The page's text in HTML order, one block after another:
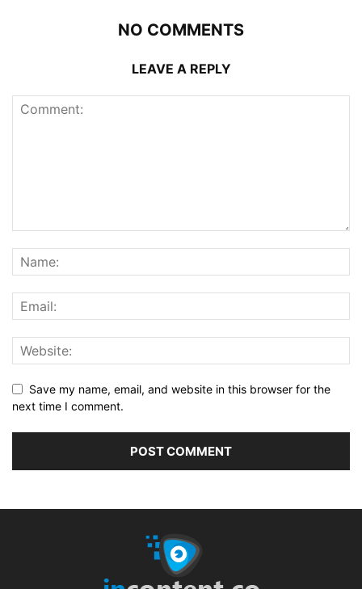
NO COMMENTS
LEAVE A REPLY
Save my name, email, and website in this browser for the
next time I comment.